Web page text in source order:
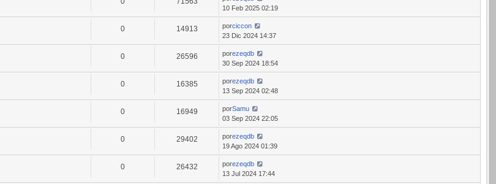
10 Feb 2025 02:19
0 14913 porciccon
23 Dic 2024 14:37
0 26596 porezeqdb
30 Sep 2024 18:54
0 16385 porezeqdb
13 Sep 2024 02:48
0 16949 porSamu
03 Sep 2024 22:05
0 29402 porezeqdb
19 Ago 2024 01:39
0 26432 porezeqdb
13 Jul 2024 17:44